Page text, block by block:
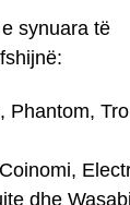
synuara të
Phantom,
dhe Wasabi